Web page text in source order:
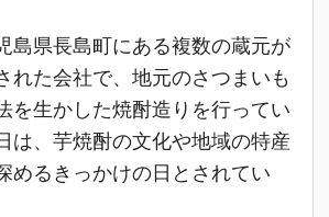
島県長島町にある複数の蔵元が
れた会社で、地元のさつまいも
を生かした焼酎造りを行ってい
は、芋焼酎の文化や地域の特産
めるきっかけの日とされてい